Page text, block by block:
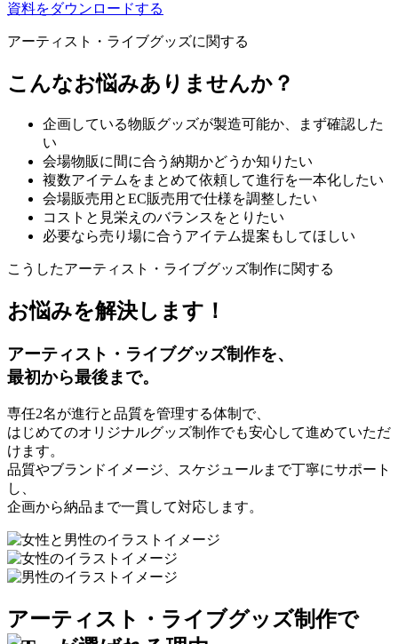
資料をダウンロードする
アーティスト・ライブグッズに関する
こんなお悩みありませんか？
企画している物販グッズが製造可能か、まず確認した
い
会場物販に間に合う納期かどうか知りたい
複数アイテムをまとめて依頼して進行を一本化したい
会場販売用とEC販売用で仕様を調整したい
コストと見栄えのバランスをとりたい
必要なら売り場に合うアイテム提案もしてほしい
こうしたアーティスト・ライブグッズ制作に関する
お悩みを解決します！
アーティスト・ライブグッズ制作を、
最初から最後まで。
専任2名が進行と品質を管理する体制で、
はじめてのオリジナルグッズ制作でも安心して進めていただ
けます。
品質やブランドイメージ、スケジュールまで丁寧にサポート
し、
企画から納品まで一貫して対応します。
アーティスト・ライブグッズ制作で